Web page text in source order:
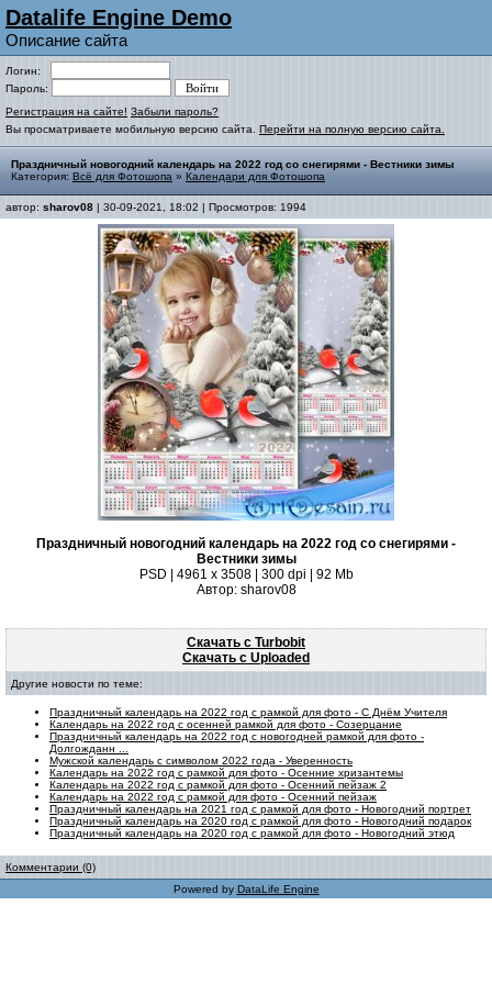
Datalife Engine Demo
Описание сайта
Логин:
Пароль:
Регистрация на сайте! Забыли пароль?
Вы просматриваете мобильную версию сайта. Перейти на полную версию сайта.
Праздничный новогодний календарь на 2022 год со снегирями - Вестники зимы
Категория: Всё для Фотошопа » Календари для Фотошопа
автор: sharov08 | 30-09-2021, 18:02 | Просмотров: 1994
Праздничный новогодний календарь на 2022 год со снегирями -
Вестники зимы
PSD | 4961 х 3508 | 300 dpi | 92 Mb
Автор: sharov08
Скачать с Turbobit
Скачать с Uploaded
Другие новости по теме:
Праздничный календарь на 2022 год с рамкой для фото - С Днём Учителя
Календарь на 2022 год с осенней рамкой для фото - Созерцание
Праздничный календарь на 2022 год с новогодней рамкой для фото -
Долгожданн ...
Мужской календарь с символом 2022 года - Уверенность
Календарь на 2022 год с рамкой для фото - Осенние хризантемы
Календарь на 2022 год с рамкой для фото - Осенний пейзаж 2
Календарь на 2022 год с рамкой для фото - Осенний пейзаж
Праздничный календарь на 2021 год с рамкой для фото - Новогодний портрет
Праздничный календарь на 2020 год с рамкой для фото - Новогодний подарок
Праздничный календарь на 2020 год с рамкой для фото - Новогодний этюд
Комментарии (0)
Powered by DataLife Engine